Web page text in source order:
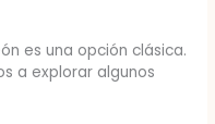
es una opción clásica.
a explorar algunos